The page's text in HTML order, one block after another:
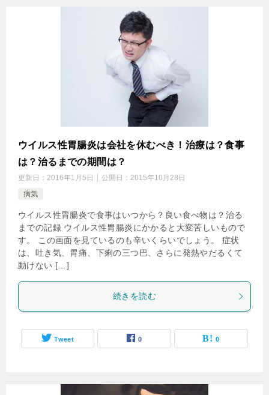
ウイルス性胃腸炎は会社を休むべき！治療は？食事
は？治るまでの期間は？
更新日： 2016年1月5日 公開日： 2015年10月28日
病気
ウイルス性胃腸炎で食事はいつから？良い食べ物は？治る
までの記録 ウイルス性胃腸炎にかかると大変苦しいもので
す。 この画面を見ているのも辛いくらいでしょう。 症状
は、吐き気、胃痛、下痢の三つ巴、さらに発熱やだるくて
動けない […]
続きを読む
Tweet 0 0